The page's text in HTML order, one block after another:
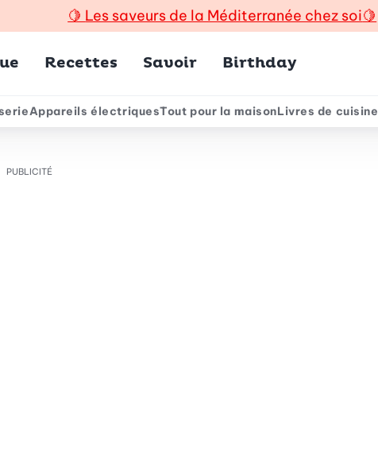
🍋 Les saveurs de la Méditerranée chez soi🍋
Recettes Savoir Birthday
Appareils électriquesTout pour la maisonLivres de cuisine
PUBLICITÉ